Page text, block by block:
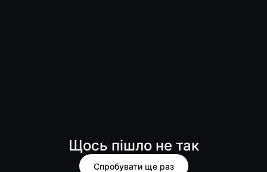
Щось пішло не так
Спробувати ще раз